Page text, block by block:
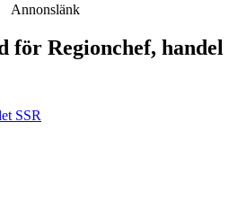
Annonslänk
för Regionchef, handel
SSR